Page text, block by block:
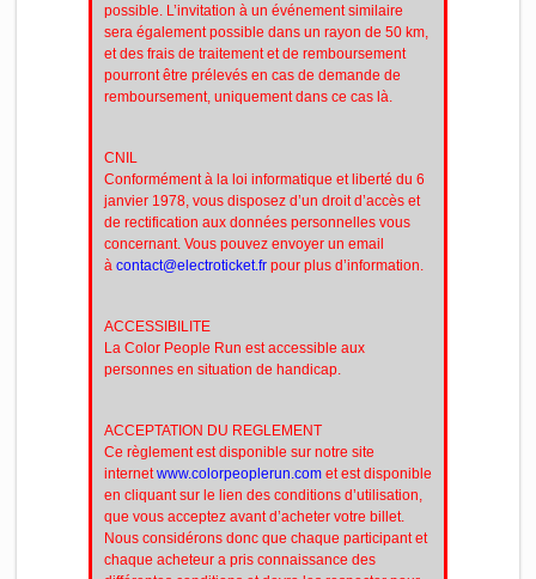
possible. L’invitation à un événement similaire
sera également possible dans un rayon de 50 km,
et des frais de traitement et de remboursement
pourront être prélevés en cas de demande de
remboursement, uniquement dans ce cas là.
CNIL
Conformément à la loi informatique et liberté du 6
janvier 1978, vous disposez d’un droit d’accès et
de rectification aux données personnelles vous
concernant. Vous pouvez envoyer un email
à contact@electroticket.fr pour plus d’information.
ACCESSIBILITE
La Color People Run est accessible aux
personnes en situation de handicap.
ACCEPTATION DU REGLEMENT
Ce règlement est disponible sur notre site
internetwww.colorpeoplerun.com et est disponible
en cliquant sur le lien des conditions d’utilisation,
que vous acceptez avant d’acheter votre billet.
Nous considérons donc que chaque participant et
chaque acheteur a pris connaissance des